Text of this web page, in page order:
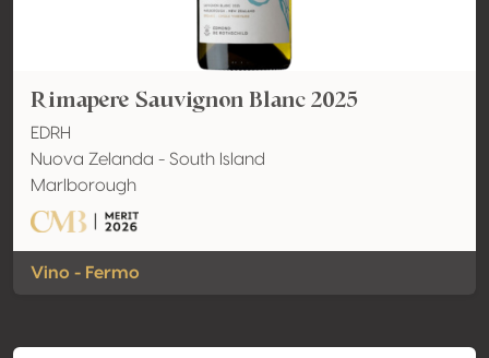
Rimapere Sauvignon Blanc 2025
EDRH
Nuova Zelanda - South Island
Marlborough
Vino - Fermo